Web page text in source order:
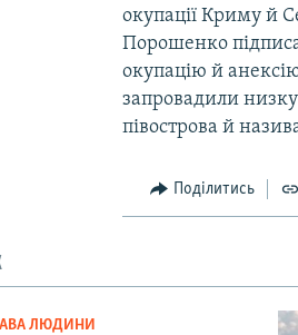
окупації Криму й
Порошенко
окупацію й
запровадили
півострова й
Поділитись
ЛЮДИНИ